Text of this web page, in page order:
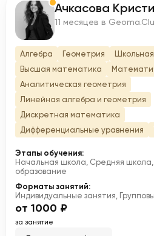
А Ачкасова
11 месяцев в
Алгебра Геометрия
Высшая математика
Аналитическая геометрия
Линейная алгебра и геометрия
Дискретная математика
Дифференциальные уравнения
Этапы обучения:
Начальная школа, Средняя
образование
Форматы занятий:
Индивидуальные занятия,
от 1000 ₽
за занятие